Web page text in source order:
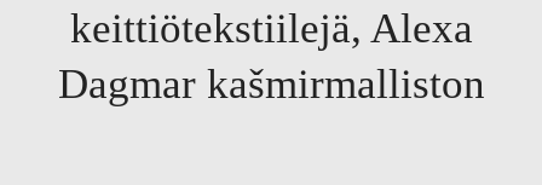
keittiötekstiilejä, Alexa
Dagmar kašmirmalliston